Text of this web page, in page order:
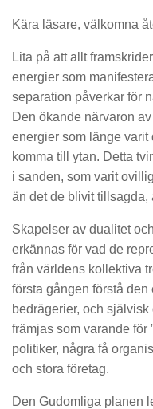
Kära läsare, välkomna
Lita på att allt
energier som
separation påverkar för
Den ökande närvaron
energier som länge varit
komma till ytan. Detta
i sanden, som varit
än det de blivit tillsagda,
Skapelser av dualitet
erkännas för vad de
från världens kollektiva
första gången förstå
bedrägerier, och
främjas som varande för
politiker, några få
och stora företag.
Den Gudomliga planen